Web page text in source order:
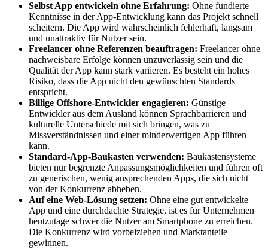
Selbst App entwickeln ohne Erfahrung: Ohne fundierte
Kenntnisse in der App-Entwicklung kann das Projekt schnell
scheitern. Die App wird wahrscheinlich fehlerhaft, langsam
und unattraktiv für Nutzer sein.
Freelancer ohne Referenzen beauftragen: Freelancer ohne
nachweisbare Erfolge können unzuverlässig sein und die
Qualität der App kann stark variieren. Es besteht ein hohes
Risiko, dass die App nicht den gewünschten Standards
entspricht.
Billige Offshore-Entwickler engagieren: Günstige
Entwickler aus dem Ausland können Sprachbarrieren und
kulturelle Unterschiede mit sich bringen, was zu
Missverständnissen und einer minderwertigen App führen
kann.
Standard-App-Baukasten verwenden: Baukastensysteme
bieten nur begrenzte Anpassungsmöglichkeiten und führen oft
zu generischen, wenig ansprechenden Apps, die sich nicht
von der Konkurrenz abheben.
Auf eine Web-Lösung setzen: Ohne eine gut entwickelte
App und eine durchdachte Strategie, ist es für Unternehmen
heutzutage schwer die Nutzer am Smartphone zu erreichen.
Die Konkurrenz wird vorbeiziehen und Marktanteile
gewinnen.